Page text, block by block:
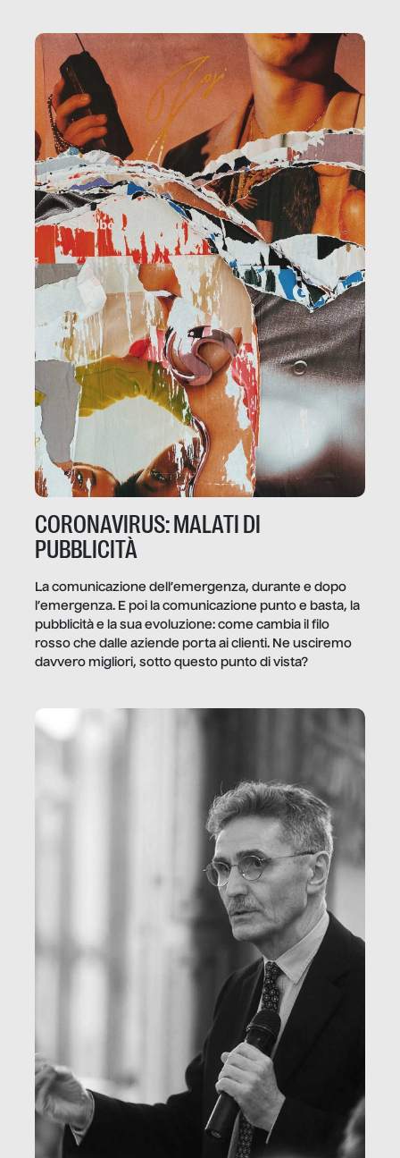
CORONAVIRUS: MALATI DI
PUBBLICITÀ
La comunicazione dell’emergenza, durante e dopo
l’emergenza. E poi la comunicazione punto e basta, la
pubblicità e la sua evoluzione: come cambia il filo
rosso che dalle aziende porta ai clienti. Ne usciremo
davvero migliori, sotto questo punto di vista?